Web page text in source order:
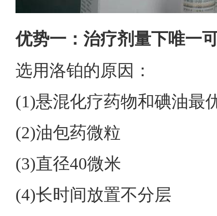
优势一：治疗剂量下唯一
选用洛铂的原因：
(1)悬混化疗药物和碘油最
(2)油包药微粒
(3)直径40微米
(4)长时间放置不分层